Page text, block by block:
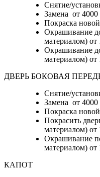
Снятие/
Замена от 4000
Покраска
Окрашивание
материалом) от
Окрашивание
материалом) от
ДВЕРЬ БОКОВАЯ
Снятие/
Замена от 4000
Покраска
Покрасить
материалом) от
Окрашивание
материалом) от
КАПОТ